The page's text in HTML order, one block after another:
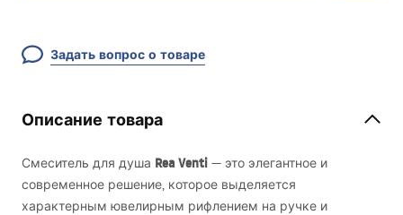
Задать вопрос о товаре
Описание товара
Смеситель для душа Rea Venti — это элегантное и
современное решение, которое выделяется
характерным ювелирным рифлением на ручке и